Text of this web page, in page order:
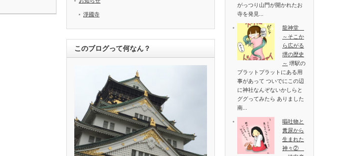
淨國寺
このブログって何なん？
がっつり山門が開かれたお
寺を発見...
龍神堂
～そこか
ら広がる
堺の歴史
～ 堺駅の
プラットプラットにある用
事があって ついでにこの辺
に神社なんぞないかしらと
ググってみたら ありました
南...
嘔吐物と
糞尿から
生まれた
神々②